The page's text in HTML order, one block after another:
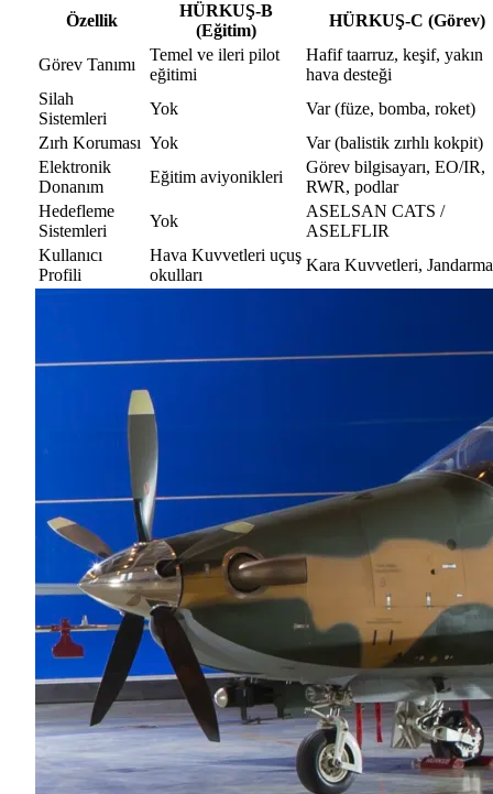
Özellik
HÜRKUŞ-B
(Eğitim)
HÜRKUŞ-C (Görev)
Görev Tanımı
Temel ve ileri pilot
eğitimi
Hafif taarruz, keşif, yakın
hava desteği
Silah
Sistemleri
Yok
Var (füze, bomba, roket)
Zırh Koruması Yok
Var (balistik zırhlı kokpit)
Elektronik
Donanım
Eğitim aviyonikleri
Görev bilgisayarı, EO/IR,
RWR, podlar
Hedefleme
Sistemleri
Yok
ASELSAN CATS /
ASELFLIR
Kullanıcı
Profili
Hava Kuvvetleri uçuş
okulları
Kara Kuvvetleri, Jandarma